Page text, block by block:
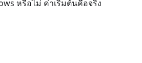
หรือไม่ ค่าเริ่มต้นคือจริง